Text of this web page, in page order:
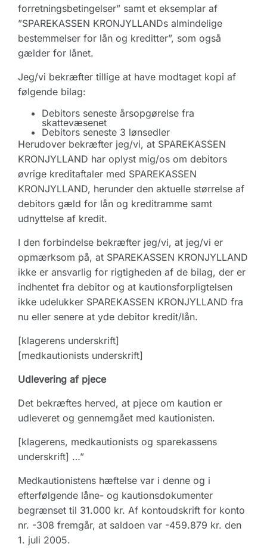
forretningsbetingelser” samt et eksemplar af
”SPAREKASSEN KRONJYLLANDs almindelige
bestemmelser for lån og kreditter”, som også
gælder for lånet.
Jeg/vi bekræfter tillige at have modtaget kopi af
følgende bilag:
Debitors seneste årsopgørelse fra
skattevæsenet
Debitors seneste 3 lønsedler
Herudover bekræfter jeg/vi, at SPAREKASSEN
KRONJYLLAND har oplyst mig/os om debitors
øvrige kreditaftaler med SPAREKASSEN
KRONJYLLAND, herunder den aktuelle størrelse af
debitors gæld for lån og kreditramme samt
udnyttelse af kredit.
I den forbindelse bekræfter jeg/vi, at jeg/vi er
opmærksom på, at SPAREKASSEN KRONJYLLAND
ikke er ansvarlig for rigtigheden af de bilag, der er
indhentet fra debitor og at kautionsforpligtelsen
ikke udelukker SPAREKASSEN KRONJYLLAND fra
nu eller senere at yde debitor kredit/lån.
[klagerens underskrift]
[medkautionists underskrift]
Udlevering af pjece
Det bekræftes herved, at pjece om kaution er
udleveret og gennemgået med kautionisten.
[klagerens, medkautionists og sparekassens
underskrift] …”
Medkautionistens hæftelse var i denne og i
efterfølgende låne- og kautionsdokumenter
begrænset til 31.000 kr. Af kontoudskrift for konto
nr. -308 fremgår, at saldoen var -459.879 kr. den
1. juli 2005.